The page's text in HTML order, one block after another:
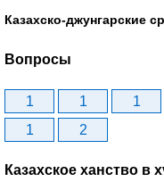
Казахско-джунгарские
Вопросы
1 1 1
1
2
Казахское ханство в